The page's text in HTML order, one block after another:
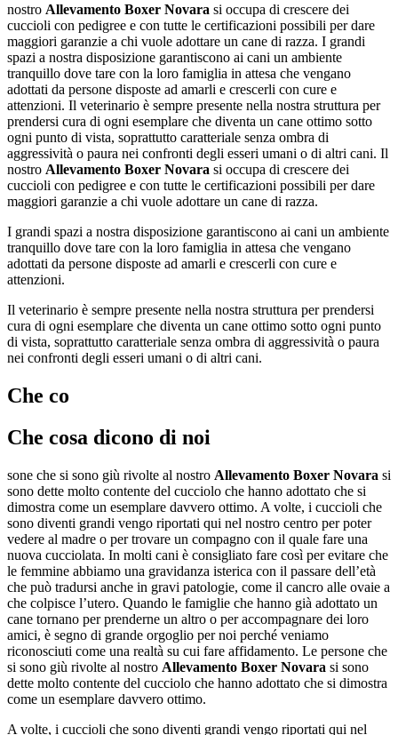
nostro Allevamento Boxer Novara si occupa di crescere dei
cuccioli con pedigree e con tutte le certificazioni possibili per dare
maggiori garanzie a chi vuole adottare un cane di razza. I grandi
spazi a nostra disposizione garantiscono ai cani un ambiente
tranquillo dove tare con la loro famiglia in attesa che vengano
adottati da persone disposte ad amarli e crescerli con cure e
attenzioni. Il veterinario è sempre presente nella nostra struttura per
prendersi cura di ogni esemplare che diventa un cane ottimo sotto
ogni punto di vista, soprattutto caratteriale senza ombra di
aggressività o paura nei confronti degli esseri umani o di altri cani. Il
nostro Allevamento Boxer Novara si occupa di crescere dei
cuccioli con pedigree e con tutte le certificazioni possibili per dare
maggiori garanzie a chi vuole adottare un cane di razza.
I grandi spazi a nostra disposizione garantiscono ai cani un ambiente
tranquillo dove tare con la loro famiglia in attesa che vengano
adottati da persone disposte ad amarli e crescerli con cure e
attenzioni.
Il veterinario è sempre presente nella nostra struttura per prendersi
cura di ogni esemplare che diventa un cane ottimo sotto ogni punto
di vista, soprattutto caratteriale senza ombra di aggressività o paura
nei confronti degli esseri umani o di altri cani.
Che co
Che cosa dicono di noi
sone che si sono giù rivolte al nostro Allevamento Boxer Novara si
sono dette molto contente del cucciolo che hanno adottato che si
dimostra come un esemplare davvero ottimo. A volte, i cuccioli che
sono diventi grandi vengo riportati qui nel nostro centro per poter
vedere al madre o per trovare un compagno con il quale fare una
nuova cucciolata. In molti cani è consigliato fare così per evitare che
le femmine abbiamo una gravidanza isterica con il passare dell’età
che può tradursi anche in gravi patologie, come il cancro alle ovaie a
che colpisce l’utero. Quando le famiglie che hanno già adottato un
cane tornano per prenderne un altro o per accompagnare dei loro
amici, è segno di grande orgoglio per noi perché veniamo
riconosciuti come una realtà su cui fare affidamento. Le persone che
si sono giù rivolte al nostro Allevamento Boxer Novara si sono
dette molto contente del cucciolo che hanno adottato che si dimostra
come un esemplare davvero ottimo.
A volte, i cuccioli che sono diventi grandi vengo riportati qui nel